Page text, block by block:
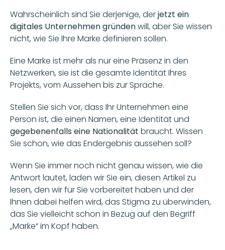
Wahrscheinlich sind Sie derjenige, der jetzt ein
digitales Unternehmen gründen will, aber Sie wissen
nicht, wie Sie Ihre Marke definieren sollen.
Eine Marke ist mehr als nur eine Präsenz in den
Netzwerken, sie ist die gesamte Identität Ihres
Projekts, vom Aussehen bis zur Sprache.
Stellen Sie sich vor, dass Ihr Unternehmen eine
Person ist, die einen Namen, eine Identität und
gegebenenfalls eine Nationalität braucht. Wissen
Sie schon, wie das Endergebnis aussehen soll?
Wenn Sie immer noch nicht genau wissen, wie die
Antwort lautet, laden wir Sie ein, diesen Artikel zu
lesen, den wir für Sie vorbereitet haben und der
Ihnen dabei helfen wird, das Stigma zu überwinden,
das Sie vielleicht schon in Bezug auf den Begriff
„Marke“ im Kopf haben.